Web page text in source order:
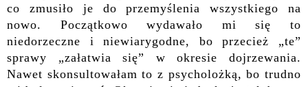
co zmusiło je do przemyślenia wszystkiego na
nowo. Początkowo wydawało mi się to
niedorzeczne i niewiarygodne, bo przecież „te”
sprawy „załatwia się” w okresie dojrzewania.
Nawet skonsultowałam to z psycholożką, bo trudno